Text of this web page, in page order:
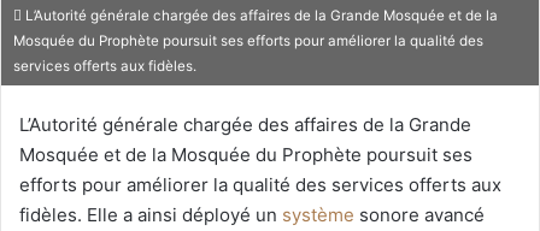
L’Autorité générale chargée des affaires de la Grande Mosquée et de la
Mosquée du Prophète poursuit ses efforts pour améliorer la qualité des
services offerts aux fidèles.
L’Autorité générale chargée des affaires de la Grande
Mosquée et de la Mosquée du Prophète poursuit ses
efforts pour améliorer la qualité des services offerts aux
fidèles. Elle a ainsi déployé un système sonore avancé